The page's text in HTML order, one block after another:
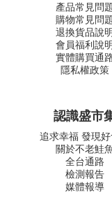
產品常見問
購物常見問
退換貨品說
會員福利說
實體購買通
隱私權政策
認識盛市
追求幸福 發現
關於不老鮭魚
全台通路
檢測報告
媒體報導